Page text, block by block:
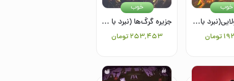
اسرار هیولایی(نبرد با شیاطین6)
تومان
خوب
جزیره گرگ‌ها (نبرد با شیاطین 8)
۲۵۳٬۴۵۳تومان
خوب